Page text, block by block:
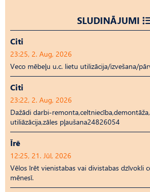
SLUDINĀJUMI
Citi
23:25, 2. Aug, 2026
Veco mēbeļu u.c. lietu utilizācija/izvešana/
Citi
23:22, 2. Aug, 2026
Dažādi darbi-
utiliāzācija,zāles pļaušana24826054
Īrē
12:25, 21. Jūl, 2026
Vēlos īrēt vienistabas vai divistabas dzīvokli
mēnesī.